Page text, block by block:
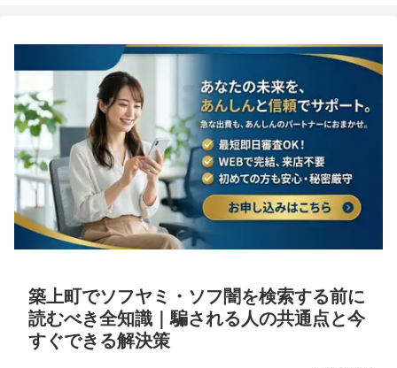
築上町でソフヤミ・ソフ闇を検索する前に
読むべき全知識｜騙される人の共通点と今
すぐできる解決策